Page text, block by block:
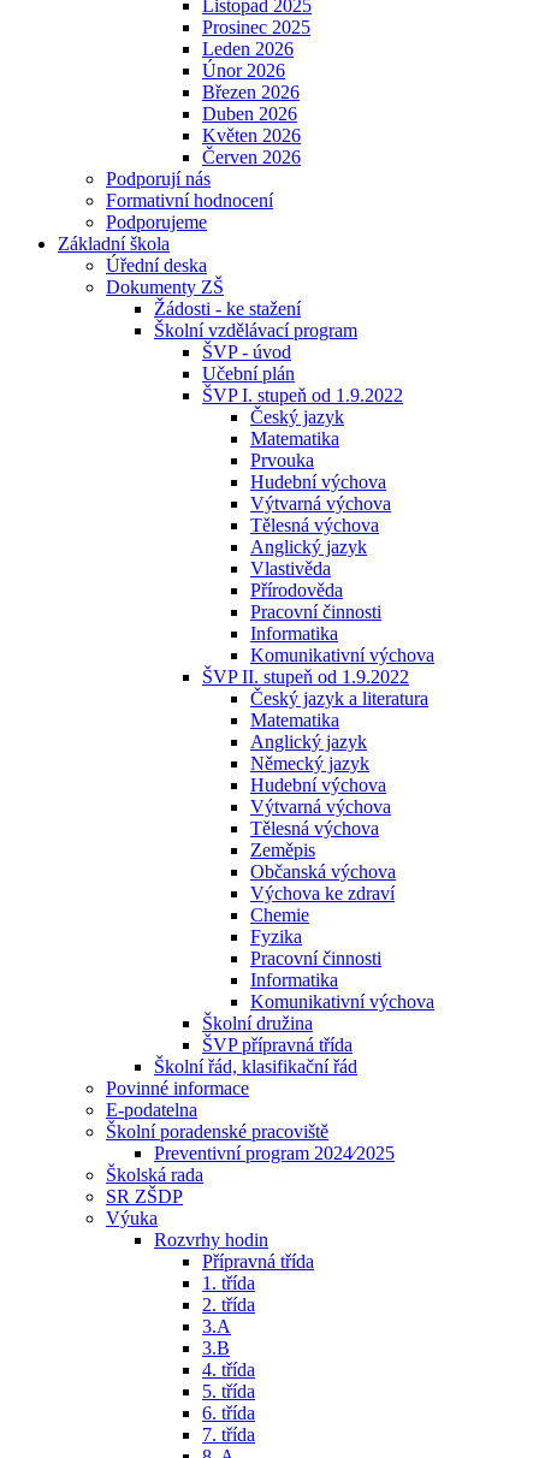
Listopad 2025
Prosinec 2025
Leden 2026
Únor 2026
Březen 2026
Duben 2026
Květen 2026
Červen 2026
Podporují nás
Formativní hodnocení
Podporujeme
Základní škola
Úřední deska
Dokumenty ZŠ
Žádosti - ke stažení
Školní vzdělávací program
ŠVP - úvod
Učební plán
ŠVP I. stupeň od 1.9.2022
Český jazyk
Matematika
Prvouka
Hudební výchova
Výtvarná výchova
Tělesná výchova
Anglický jazyk
Vlastivěda
Přírodověda
Pracovní činnosti
Informatika
Komunikativní výchova
ŠVP II. stupeň od 1.9.2022
Český jazyk a literatura
Matematika
Anglický jazyk
Německý jazyk
Hudební výchova
Výtvarná výchova
Tělesná výchova
Zeměpis
Občanská výchova
Výchova ke zdraví
Chemie
Fyzika
Pracovní činnosti
Informatika
Komunikativní výchova
Školní družina
ŠVP přípravná třída
Školní řád, klasifikační řád
Povinné informace
E-podatelna
Školní poradenské pracoviště
Preventivní program 2024⁄2025
Školská rada
SR ZŠDP
Výuka
Rozvrhy hodin
Přípravná třída
1. třída
2. třída
3.A
3.B
4. třída
5. třída
6. třída
7. třída